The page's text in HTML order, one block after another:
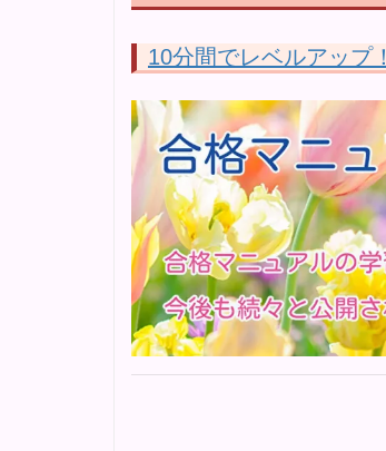
10分間でレベルアップ！